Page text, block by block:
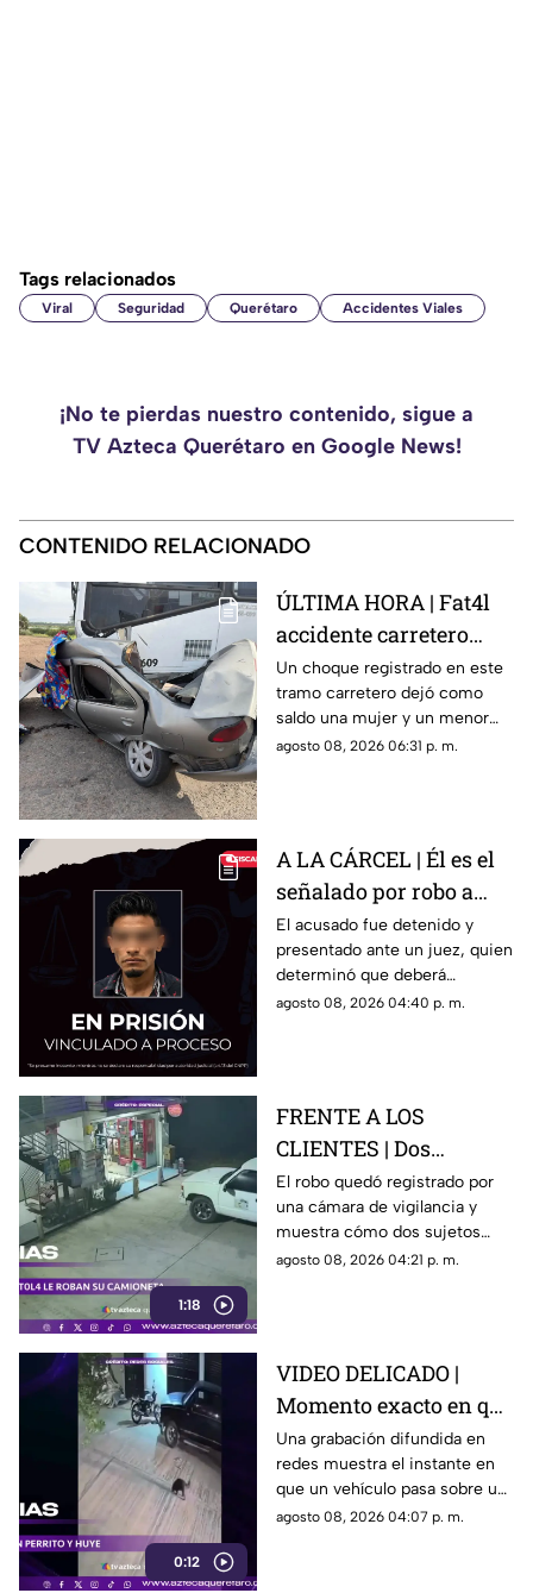
Tags relacionados
Viral Seguridad Querétaro Accidentes Viales
¡No te pierdas nuestro contenido, sigue a
TV Azteca Querétaro en Google News!
CONTENIDO RELACIONADO
ÚLTIMA HORA | Fat4l
accidente carretero
deja una mujer y un
niño mu3rtos en San
Juan del Río
Un choque registrado en este
tramo carretero dejó como
saldo una mujer y un menor
sin vida, además de una
agosto 08, 2026 06:31 p. m.
A LA CÁRCEL | Él es el
señalado por robo a
una casa en Santa Rosa
Jáuregui
El acusado fue detenido y
presentado ante un juez, quien
determinó que deberá
permanecer en prisión
agosto 08, 2026 04:40 p. m.
1:18
FRENTE A LOS
CLIENTES | Dos
hombres enc4ñonan a
conductor y se llevan
su camioneta
El robo quedó registrado por
una cámara de vigilancia y
muestra cómo dos sujetos
obligaron a un conductor y a
agosto 08, 2026 04:21 p. m.
0:12
VIDEO DELICADO |
Momento exacto en que
camioneta atropella a
un perro y conductor
escapa
Una grabación difundida en
redes muestra el instante en
que un vehículo pasa sobre un
perro y continúa su camino sin
agosto 08, 2026 04:07 p. m.